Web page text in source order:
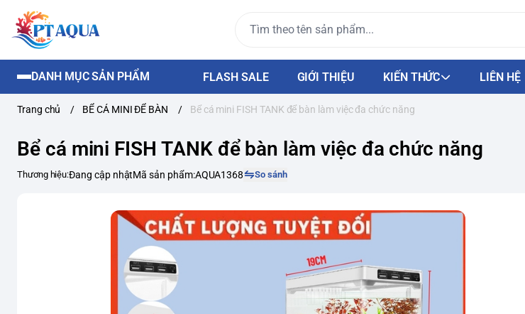
DANH MỤC SẢN PHẨM FLASH SALE GIỚI THIỆU KIẾN THỨC LIÊN HỆ
Trang chủ / BỂ CÁ MINI ĐỂ BÀN / Bể cá mini FISH TANK để bàn làm việc đa chức năng
Bể cá mini FISH TANK để bàn làm việc đa chức năng
Thương hiệu:Đang cập nhậtMã sản phẩm:AQUA1368 So sánh